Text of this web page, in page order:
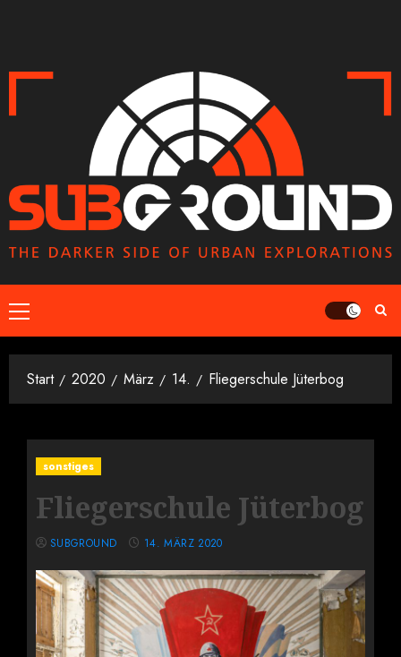
Primäres
Menü
Start 2020 März 14. Fliegerschule Jüterbog
sonstiges
Fliegerschule Jüterbog
SUBGROUND 14. MÄRZ 2020